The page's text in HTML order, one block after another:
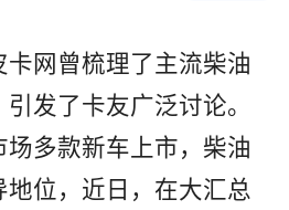
网曾梳理了主流柴油
发了卡友广泛讨论。
多款新车上市，柴油
位，近日，在大汇总